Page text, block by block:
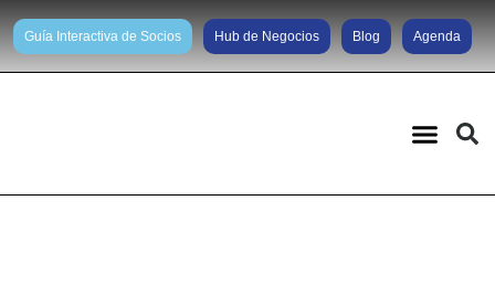
Guía Interactiva de Socios Hub de Negocios Blog Agenda